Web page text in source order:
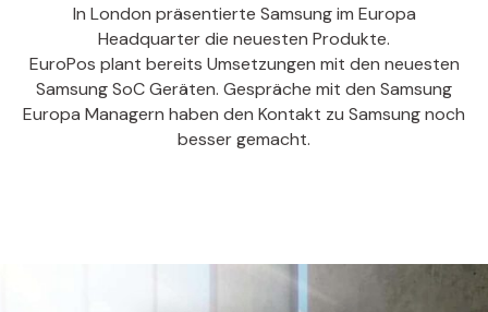
In London präsentierte Samsung im Europa
Headquarter die neuesten Produkte.
EuroPos plant bereits Umsetzungen mit den neuesten
Samsung SoC Geräten. Gespräche mit den Samsung
Europa Managern haben den Kontakt zu Samsung noch
besser gemacht.